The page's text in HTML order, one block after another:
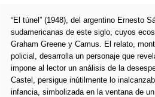
“El túnel” (1948), del argentino Ernesto
sudamericanas de este siglo, cuyos
Graham Greene y Camus. El relato,
policial, desarrolla un personaje que
impone al lector un análisis de la
Castel, persigue inútilmente lo
infancia, simbolizada en la ventana de